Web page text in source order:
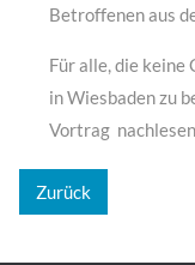
Betroffenen aus
Für alle, die
in Wiesbaden zu
Vortrag
Zurück